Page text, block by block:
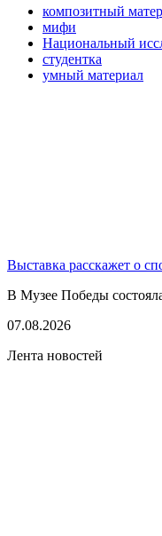
композитный
мифи
Национальный
студентка
умный материал
Выставка расскажет о
В Музее Победы
07.08.2026
Лента новостей